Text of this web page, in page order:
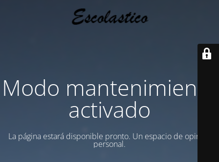
Modo mantenimiento
activado
La página estará disponible pronto. Un espacio de opinion
personal.